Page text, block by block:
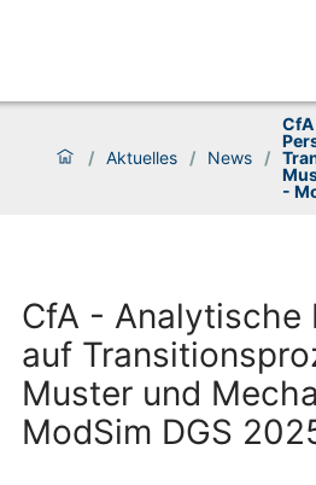
/ Aktuelles / News /
-
CfA - Analytische
auf
Muster und
ModSim DGS